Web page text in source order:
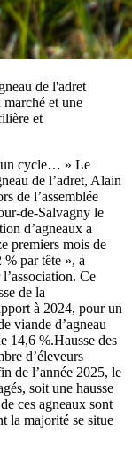
de l'adret
et une
et
cycle… » Le
de l’adret, Alain
de l’assemblée
de-Salvagny le
d’agneaux a
premiers mois de
% par tête », a
Ce
de la
à 2024, pour un
viande d’agneau
14,6 %.Hausse des
d’éleveurs
de l’année 2025, le
soit une hausse
ces agneaux sont
la majorité se situe